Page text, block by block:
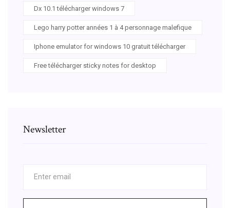
Dx 10.1 télécharger windows 7
Lego harry potter années 1 à 4 personnage malefique
Iphone emulator for windows 10 gratuit télécharger
Free télécharger sticky notes for desktop
Newsletter